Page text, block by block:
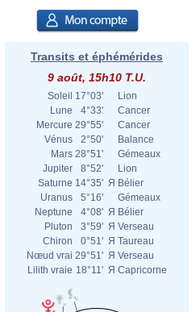
Transits et éphémérides
9 août, 15h10 T.U.
Soleil 17°03'
Lion
Lune
4°33'
Cancer
Mercure 29°55'
Cancer
Vénus
2°50'
Balance
Mars 28°51'
Gémeaux
Jupiter
8°52'
Lion
Saturne 14°35' Я Bélier
Uranus
5°16'
Gémeaux
Neptune
4°08' Я Bélier
Pluton
3°59' Я Verseau
Chiron
0°51' Я Taureau
Nœud vrai 29°51' Я Verseau
Lilith vraie 18°11' Я Capricorne